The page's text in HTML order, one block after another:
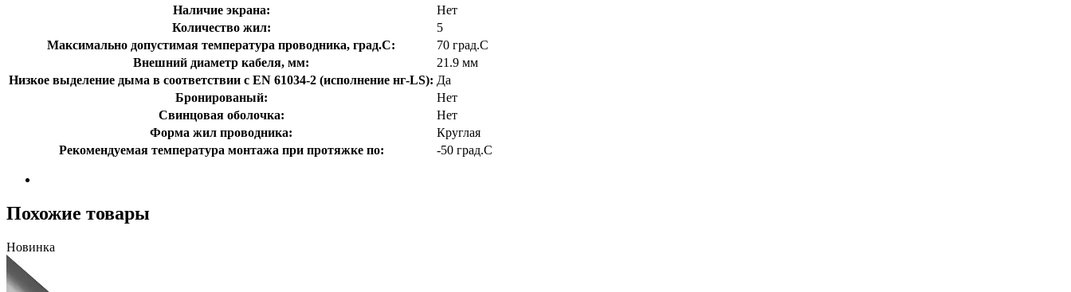
Наличие экрана:
Нет
Количество жил:
5
Максимально допустимая температура проводника, град.C:
70 град.C
Внешний диаметр кабеля, мм:
21.9 мм
Низкое выделение дыма в соответствии с EN 61034-2 (исполнение нг-LS): Да
Бронированый:
Нет
Свинцовая оболочка:
Нет
Форма жил проводника:
Круглая
Рекомендуемая температура монтажа при протяжке по:
-50 град.C
Похожие товары
Новинка